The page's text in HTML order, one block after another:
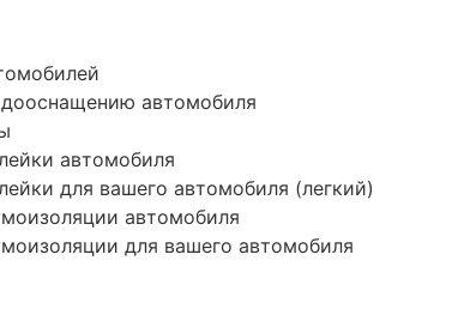
дооснащению автомобиля
автомобиля
для вашего автомобиля (легкий)
автомобиля
для вашего автомобиля